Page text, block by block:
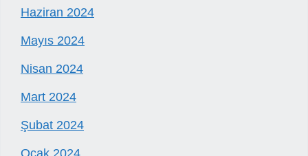
Haziran 2024
Mayıs 2024
Nisan 2024
Mart 2024
Şubat 2024
Ocak 2024